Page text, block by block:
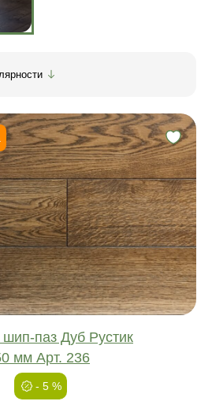
паз Дуб Рустик
мм Арт. 236
- 5 %